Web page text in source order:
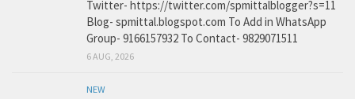
Twitter- https://twitter.com/spmittalblogger?s=11
Blog- spmittal.blogspot.com To Add in WhatsApp
Group- 9166157932 To Contact- 9829071511
6 AUG, 2026
NEW